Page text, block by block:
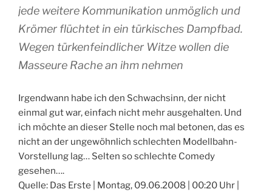
jede weitere Kommunikation unmöglich und
Krömer flüchtet in ein türkisches Dampfbad.
Wegen türkenfeindlicher Witze wollen die
Masseure Rache an ihm nehmen
Irgendwann habe ich den Schwachsinn, der nicht
einmal gut war, einfach nicht mehr ausgehalten. Und
ich möchte an dieser Stelle noch mal betonen, das es
nicht an der ungewöhnlich schlechten Modellbahn-
Vorstellung lag… Selten so schlechte Comedy
gesehen….
Quelle: Das Erste | Montag, 09.06.2008 | 00:20 Uhr |